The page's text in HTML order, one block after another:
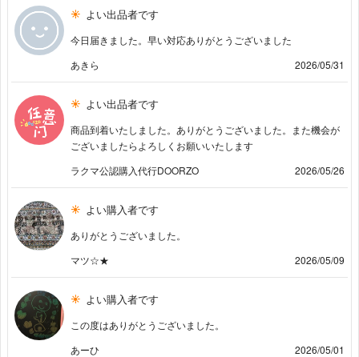
よい出品者です
今日届きました。早い対応ありがとうございました
あきら
2026/05/31
よい出品者です
商品到着いたしました。ありがとうございました。また機会が
ございましたらよろしくお願いいたします
ラクマ公認購入代行DOORZO
2026/05/26
よい購入者です
ありがとうございました。
マツ☆★
2026/05/09
よい購入者です
この度はありがとうございました。
あーひ
2026/05/01